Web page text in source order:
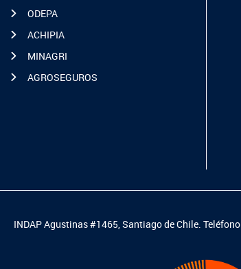
ODEPA
ACHIPIA
MINAGRI
AGROSEGUROS
INDAP Agustinas #1465, Santiago de Chile. Teléfono